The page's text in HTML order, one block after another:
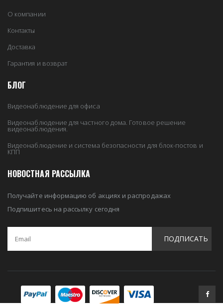
О компании
Контакты
Доставка
Гарантия и возврат
БЛОГ
Видеонаблюдение для офиса
Видеонаблюдение для частного дома. Готовое решение
видеонаблюдения.
Видеонаблюдение и система безопасности для блок-постов и
КПП
НОВОСТНАЯ РАССЫЛКА
Получайте информацию об акциях и распродажах
Подпишитесь на рассылку сегодня
ПОДПИСАТЬ